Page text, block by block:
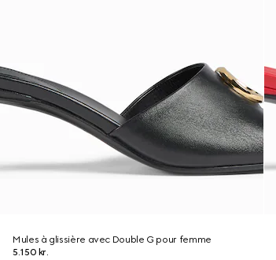
Mules à glissière avec Double G pour femme
5.150 kr.